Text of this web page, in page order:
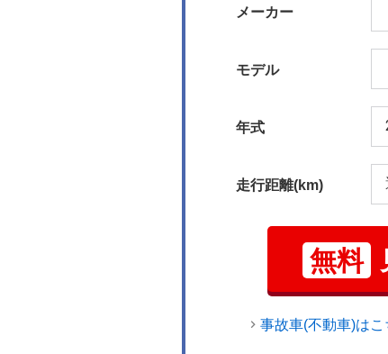
メーカー
モデル
年式
走行距離(km)
無料
事故車(不動車)はこ